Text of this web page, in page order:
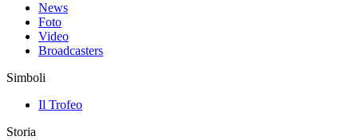
News
Foto
Video
Broadcasters
Simboli
Il Trofeo
Storia